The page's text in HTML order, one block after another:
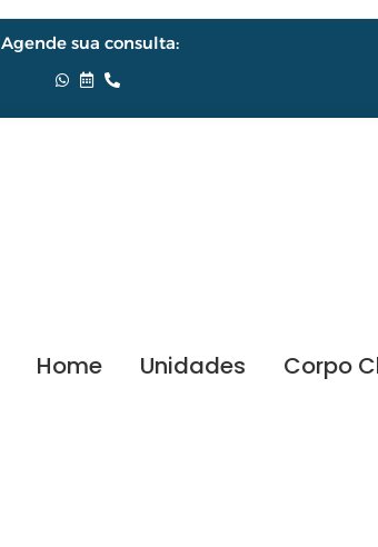
Agende sua consulta:
Home Unidades Corpo